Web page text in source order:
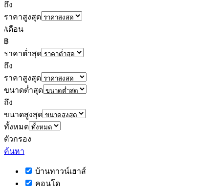
ถึง
ราคาสูงสุด
/เดือน
฿
ราคาต่ำสุด
ถึง
ราคาสูงสุด
ขนาดต่ำสุด
ถึง
ขนาดสูงสุด
ทั้งหมด
ตัวกรอง
ค้นหา
บ้านทาวน์เฮาส์
คอนโด